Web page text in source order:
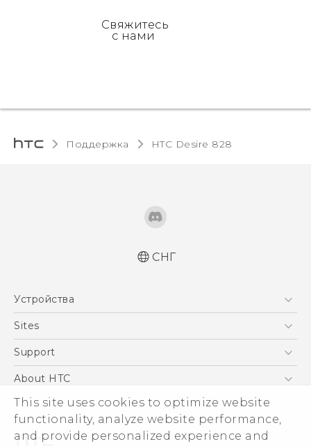
This site uses cookies to optimize website
functionality, analyze website performance,
and provide personalized experience and
Свяжитесь
с нами
Поддержка HTC Desire 828‎
Русский - Руководство пользователя
соответствию стандартам
Қазақ - жұмысты бастау нұсқаулығы
ақпараты
СНГ
Устройства
5G
EXODUS
VIVE
Sites
HTC Dev
Support
ПОДДЕРЖКА
About HTC
ESG
Инвестирование